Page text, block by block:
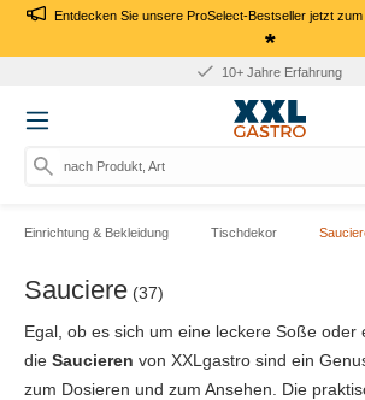
Entdecken Sie unsere ProSelect-Bestseller jetzt
*
10+ Jahre Erfahrung
nach Produkt, Art.-Nr., M
Einrichtung & Bekleidung Tischdekor
Sauciere (37)
Egal, ob es sich um eine leckere Soße oder
die Saucieren von XXLgastro sind ein
zum Dosieren und zum Ansehen. Die